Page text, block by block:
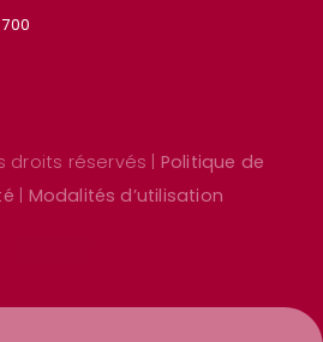
droits réservés | Politique de
Modalités d’utilisation